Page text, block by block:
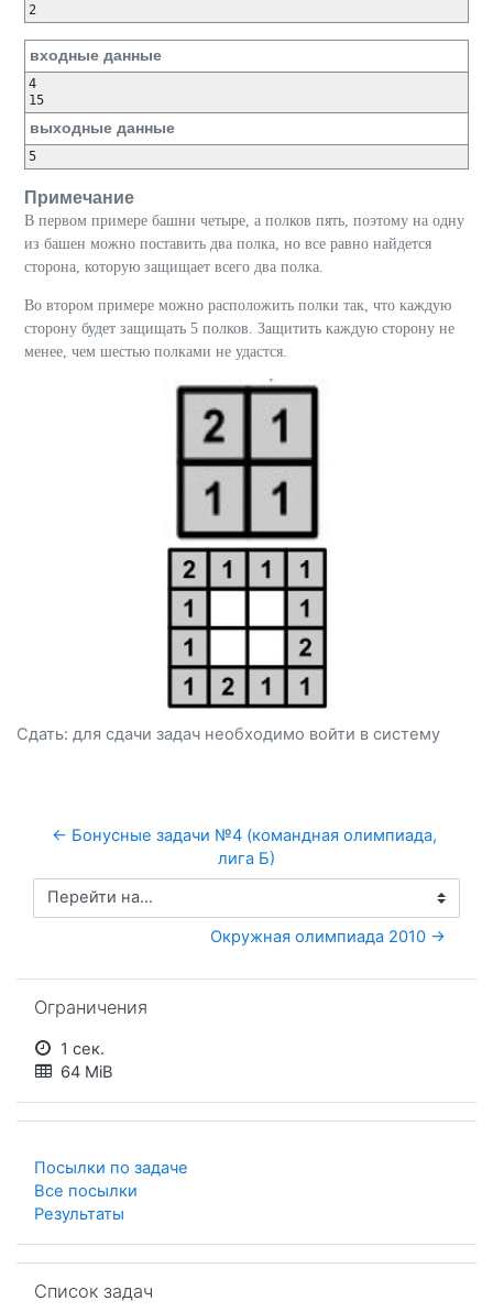
2
входные данные
4
15
выходные данные
5
Примечание
В первом примере башни четыре, а полков пять, поэтому на одну
из башен можно поставить два полка, но все равно найдется
сторона, которую защищает всего два полка.
Во втором примере можно расположить полки так, что каждую
сторону будет защищать 5 полков. Защитить каждую сторону не
менее, чем шестью полками не удастся.
Сдать: для сдачи задач необходимо войти в систему
← Бонусные задачи №4 (командная олимпиада,
лига Б)
Перейти на...
Окружная олимпиада 2010 →
Ограничения
1 сек.
64 MiB
Посылки по задаче
Все посылки
Результаты
Список задач